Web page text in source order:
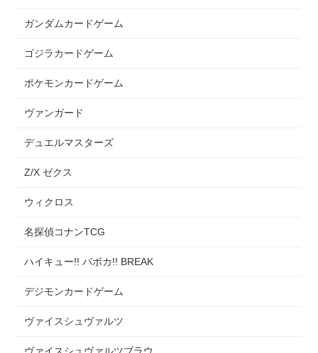
ガンダムカードゲーム
ゴジラカードゲーム
ポケモンカードゲーム
ヴァンガード
デュエルマスターズ
Z/X ゼクス
ウィクロス
名探偵コナンTCG
ハイキュー!! バボカ!! BREAK
デジモンカードゲーム
ヴァイスシュヴァルツ
ヴァイスシュヴァルツブラウ